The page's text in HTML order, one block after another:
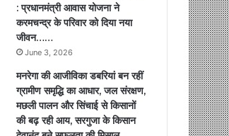
: प्रधानमंत्री आवास योजना ने
करमचन्द्र के परिवार को दिया नया
जीवन……
June 3, 2026
मनरेगा की आजीविका डबरियां बन रहीं
ग्रामीण समृद्धि का आधार, जल संरक्षण,
मछली पालन और सिंचाई से किसानों
की बढ़ रही आय, सरगुजा के किसान